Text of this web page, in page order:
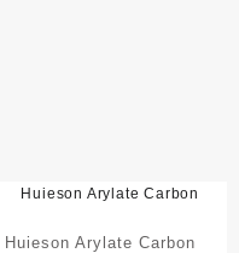
Huieson Arylate Carbon